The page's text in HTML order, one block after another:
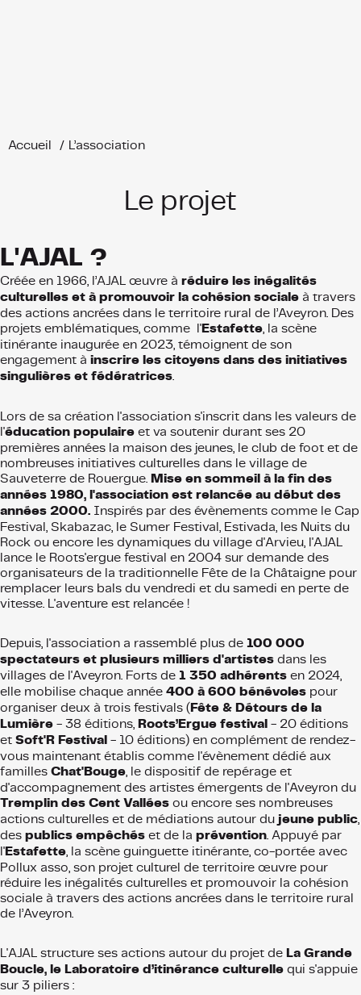
Prestation / Location
Espace Presse Contact
© Association Jeunesse Arts et Loisirs (A.J.A.L.)
Espace Lapérouse, 12800 Sauveterre de Rouergue
Date de parution JO : 22 mars 1966 — N° SIRET :77675604100021 — 9001Z /
Arts du spectacle vivant — Licence 2-1052972 & 3-1052973
Accueil L’association
Le projet
L'AJAL ?
Créée en 1966, l’AJAL œuvre à réduire les inégalités
culturelles et à promouvoir la cohésion sociale à travers
des actions ancrées dans le territoire rural de l’Aveyron. Des
projets emblématiques, comme l'Estafette, la scène
itinérante inaugurée en 2023, témoignent de son
engagement à inscrire les citoyens dans des initiatives
singulières et fédératrices.
Lors de sa création l'association s'inscrit dans les valeurs de
l'éducation populaireet va soutenir durant ses 20
premières années la maison des jeunes, le club de foot et de
nombreuses initiatives culturelles dans le village de
Sauveterre de Rouergue.Mise en sommeil à la fin des
années 1980, l'association est relancée au début des
années 2000. Inspirés par des évènements comme le Cap
Festival, Skabazac, le Sumer Festival, Estivada, les Nuits du
Rock ou encore les dynamiques du village d'Arvieu, l'AJAL
lance le Roots'ergue festival en 2004 sur demande des
organisateurs de la traditionnelle Fête de la Châtaigne pour
remplacer leurs bals du vendredi et du samedi en perte de
vitesse. L'aventure est relancée !
Depuis, l'association a rassemblé plus de100 000
spectateurs et plusieurs milliers d'artistesdans les
villages de l'Aveyron. Forts de1 350 adhérentsen 2024,
elle mobilise chaque année400 à 600 bénévoles pour
organiser deux à trois festivals (Fête & Détours de la
Lumière- 38 éditions,Roots’Ergue festival- 20 éditions
etSoft'R Festival- 10 éditions) en complément de rendez-
vous maintenant établis comme l'évènement dédié aux
famillesChat'Bouge, le dispositif de repérage et
d'accompagnement des artistes émergents de l'Aveyron du
Tremplin des Cent Valléesou encore ses nombreuses
actions culturelles et de médiations autour du jeune public,
despublics empêchéset de la prévention. Appuyé par
l'Estafette, la scène guinguette itinérante, co-portée avec
Pollux asso, son projet culturel de territoire œuvre pour
réduire les inégalités culturelles et promouvoir la cohésion
sociale à travers des actions ancrées dans le territoire rural
de l’Aveyron.
L'AJAL structure ses actions autour du projet deLa Grande
Boucle, le Laboratoire d’itinérance culturellequi s'appuie
sur 3 piliers :